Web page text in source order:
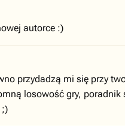
autorce :)
przydadzą mi się przy
losowość gry,
;)